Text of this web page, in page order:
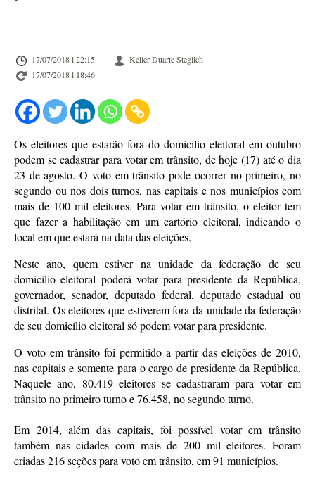
17/07/2018 l 22:15
Keller Duarte Steglich
17/07/2018 l 18:46
Os eleitores que estarão fora do domicílio eleitoral em outubro
podem se cadastrar para votar em trânsito, de hoje (17) até o dia
23 de agosto. O voto em trânsito pode ocorrer no primeiro, no
segundo ou nos dois turnos, nas capitais e nos municípios com
mais de 100 mil eleitores. Para votar em trânsito, o eleitor tem
que fazer a habilitação em um cartório eleitoral, indicando o
local em que estará na data das eleições.
Neste ano, quem estiver na unidade da federação de seu
domicílio eleitoral poderá votar para presidente da República,
governador, senador, deputado federal, deputado estadual ou
distrital. Os eleitores que estiverem fora da unidade da federação
de seu domicílio eleitoral só podem votar para presidente.
O voto em trânsito foi permitido a partir das eleições de 2010,
nas capitais e somente para o cargo de presidente da República.
Naquele ano, 80.419 eleitores se cadastraram para votar em
trânsito no primeiro turno e 76.458, no segundo turno.
Em 2014, além das capitais, foi possível votar em trânsito
também nas cidades com mais de 200 mil eleitores. Foram
criadas 216 seções para voto em trânsito, em 91 municípios.